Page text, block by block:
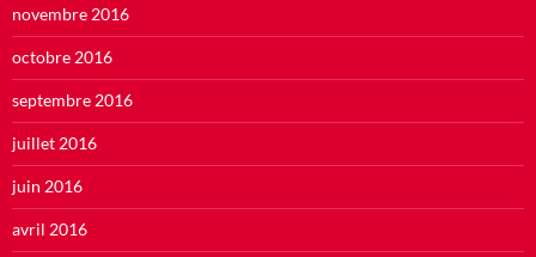
novembre 2016
octobre 2016
septembre 2016
juillet 2016
juin 2016
avril 2016